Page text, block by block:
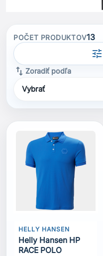
POČET PRODUKTOV13
tune
swap_vertZoradiť podľa
Vybrať
HELLY HANSEN
Helly Hansen HP
RACE POLO